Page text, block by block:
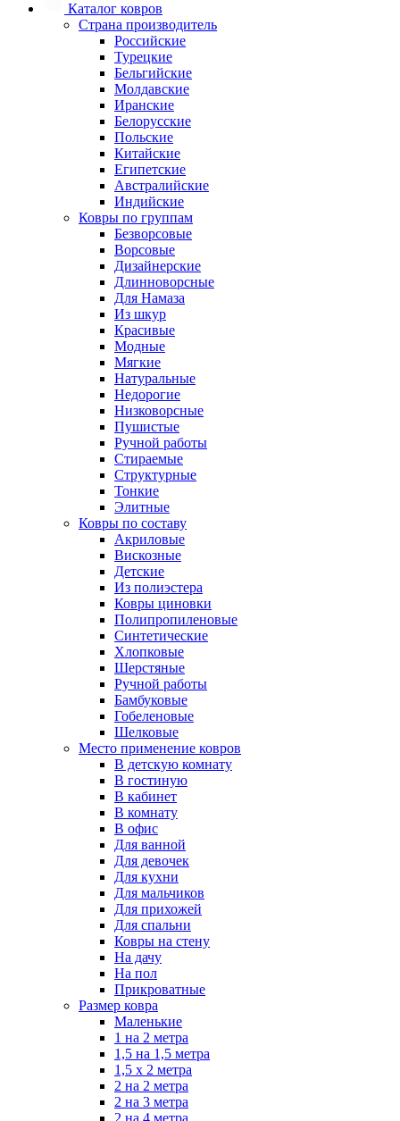
Каталог ковров
Страна производитель
Российские
Турецкие
Бельгийские
Молдавские
Иранские
Белорусские
Польские
Китайские
Египетские
Австралийские
Индийские
Ковры по группам
Безворсовые
Ворсовые
Дизайнерские
Длинноворсные
Для Намаза
Из шкур
Красивые
Модные
Мягкие
Натуральные
Недорогие
Низковорсные
Пушистые
Ручной работы
Стираемые
Структурные
Тонкие
Элитные
Ковры по составу
Акриловые
Вискозные
Детские
Из полиэстера
Ковры циновки
Полипропиленовые
Синтетические
Хлопковые
Шерстяные
Ручной работы
Бамбуковые
Гобеленовые
Шелковые
Место применение ковров
В детскую комнату
В гостиную
В кабинет
В комнату
В офис
Для ванной
Для девочек
Для кухни
Для мальчиков
Для прихожей
Для спальни
Ковры на стену
На дачу
На пол
Прикроватные
Размер ковра
Маленькие
1 на 2 метра
1,5 на 1,5 метра
1,5 х 2 метра
2 на 2 метра
2 на 3 метра
2 на 4 метра